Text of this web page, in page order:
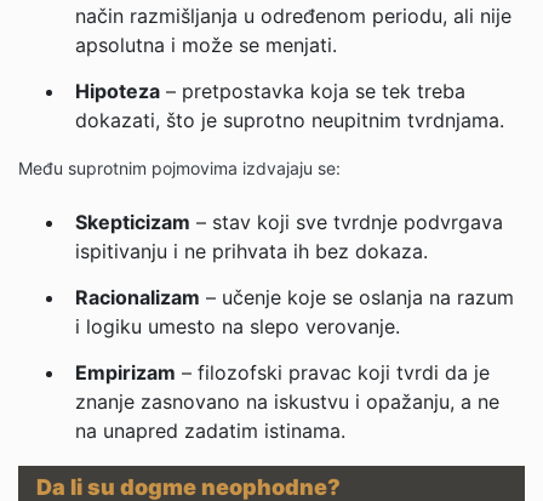
način razmišljanja u određenom periodu, ali nije
apsolutna i može se menjati.
Hipoteza – pretpostavka koja se tek treba
dokazati, što je suprotno neupitnim tvrdnjama.
Među suprotnim pojmovima izdvajaju se:
Skepticizam – stav koji sve tvrdnje podvrgava
ispitivanju i ne prihvata ih bez dokaza.
Racionalizam – učenje koje se oslanja na razum
i logiku umesto na slepo verovanje.
Empirizam – filozofski pravac koji tvrdi da je
znanje zasnovano na iskustvu i opažanju, a ne
na unapred zadatim istinama.
Da li su dogme neophodne?